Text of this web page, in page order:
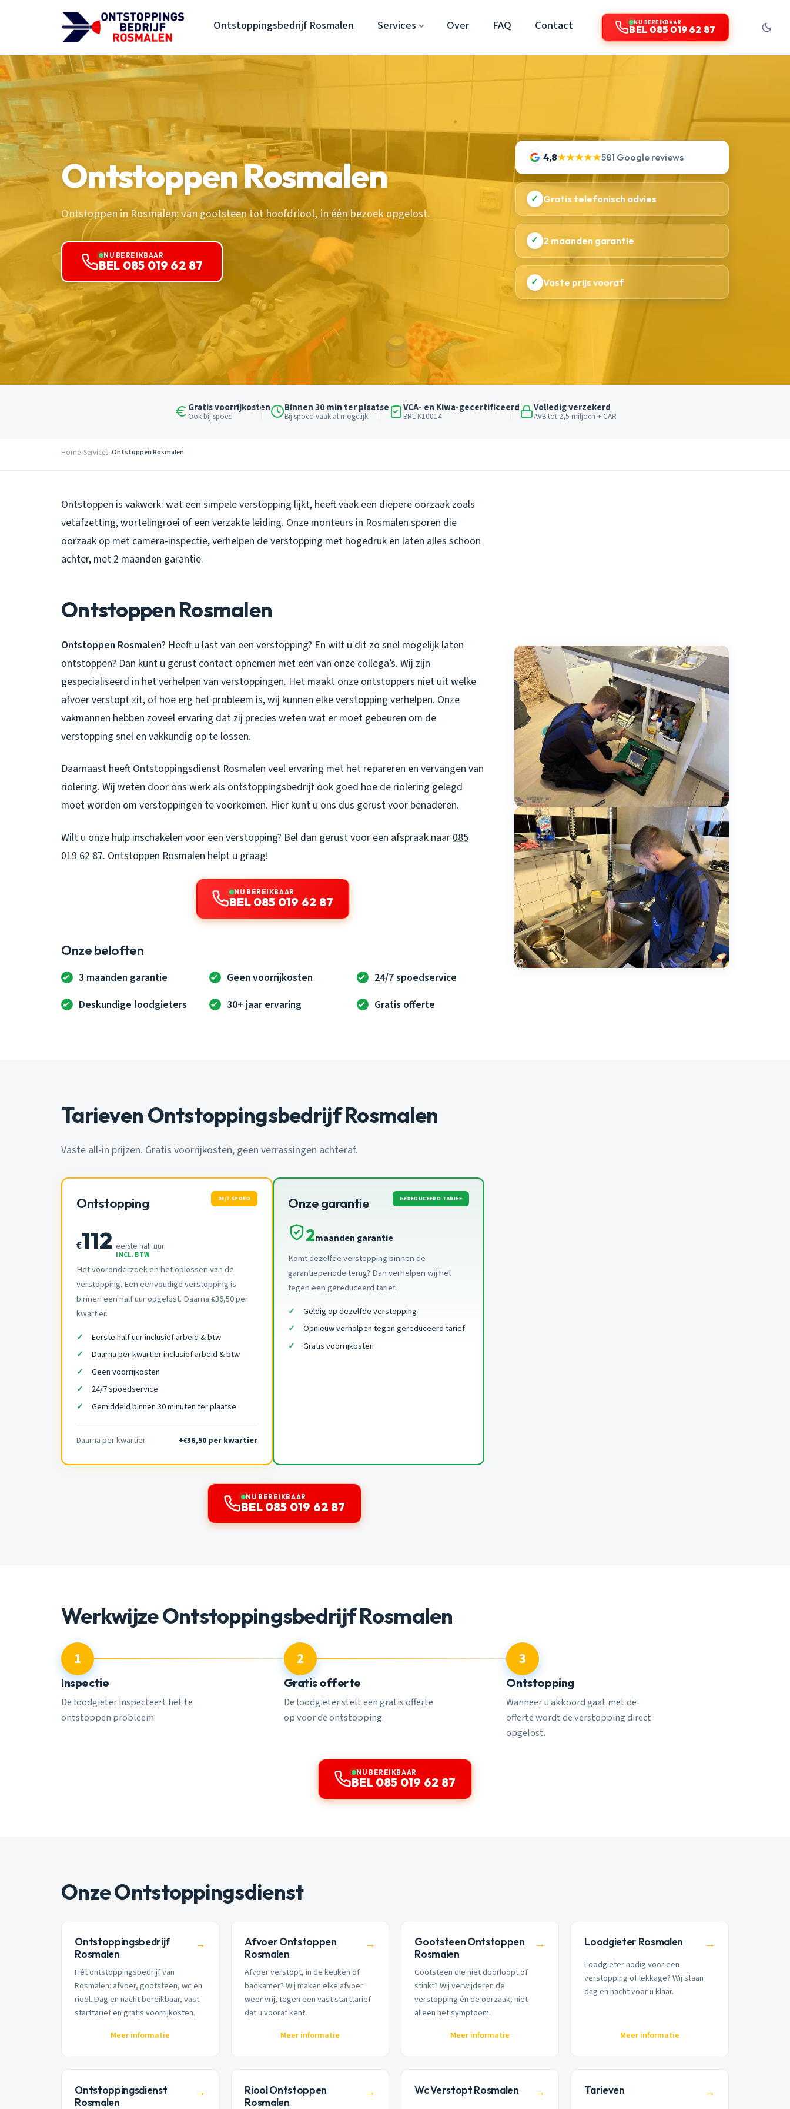
Ontstoppingsbedrijf Rosmalen Services Over FAQ Contact NU BEREIKBAAR
BEL 085 019 62 87
Ontstoppen Rosmalen
Ontstoppen in Rosmalen: van gootsteen tot hoofdriool, in één bezoek opgelost.
NU BEREIKBAAR
BEL 085 019 62 87
4,8★★★★★581 Google reviews
✓ Gratis telefonisch advies
✓ 2 maanden garantie
✓ Vaste prijs vooraf
Gratis voorrijkosten
Ook bij spoed
Binnen 30 min ter plaatse
Bij spoed vaak al mogelijk
VCA- en Kiwa-gecertificeerd
BRL K10014
Volledig verzekerd
AVB tot 2,5 miljoen + CAR
Home Services Ontstoppen Rosmalen
Ontstoppen is vakwerk: wat een simpele verstopping lijkt, heeft vaak een diepere oorzaak zoals
vetafzetting, wortelingroei of een verzakte leiding. Onze monteurs in Rosmalen sporen die
oorzaak op met camera-inspectie, verhelpen de verstopping met hogedruk en laten alles schoon
achter, met 2 maanden garantie.
Ontstoppen Rosmalen
Ontstoppen Rosmalen? Heeft u last van een verstopping? En wilt u dit zo snel mogelijk laten
ontstoppen? Dan kunt u gerust contact opnemen met een van onze collega’s. Wij zijn
gespecialiseerd in het verhelpen van verstoppingen. Het maakt onze ontstoppers niet uit welke
afvoer verstopt zit, of hoe erg het probleem is, wij kunnen elke verstopping verhelpen. Onze
vakmannen hebben zoveel ervaring dat zij precies weten wat er moet gebeuren om de
verstopping snel en vakkundig op te lossen.
Daarnaast heeft Ontstoppingsdienst Rosmalen veel ervaring met het repareren en vervangen van
riolering. Wij weten door ons werk als ontstoppingsbedrijf ook goed hoe de riolering gelegd
moet worden om verstoppingen te voorkomen. Hier kunt u ons dus gerust voor benaderen.
Wilt u onze hulp inschakelen voor een verstopping? Bel dan gerust voor een afspraak naar 085
019 62 87. Ontstoppen Rosmalen helpt u graag!
NU BEREIKBAAR
BEL 085 019 62 87
Onze beloften
3 maanden garantie Geen voorrijkosten
24/7 spoedservice
Deskundige loodgieters
30+ jaar ervaring Gratis offerte
Tarieven Ontstoppingsbedrijf Rosmalen
Vaste all-in prijzen. Gratis voorrijkosten, geen verrassingen achteraf.
Ontstopping 24/7 SPOED
€112 eerste half uur
INCL. BTW
Het vooronderzoek en het oplossen van de
verstopping. Een eenvoudige verstopping is
binnen een half uur opgelost. Daarna €36,50 per
kwartier.
Eerste half uur inclusief arbeid & btw
Daarna per kwartier inclusief arbeid & btw
Geen voorrijkosten
24/7 spoedservice
Gemiddeld binnen 30 minuten ter plaatse
Daarna per kwartier +€36,50 per kwartier
Onze garantie GEREDUCEERD TARIEF
2maanden garantie
Komt dezelfde verstopping binnen de
garantieperiode terug? Dan verhelpen wij het
tegen een gereduceerd tarief.
Geldig op dezelfde verstopping
Opnieuw verholpen tegen gereduceerd tarief
Gratis voorrijkosten
NU BEREIKBAAR
BEL 085 019 62 87
Werkwijze Ontstoppingsbedrijf Rosmalen
1
Inspectie
De loodgieter inspecteert het te
ontstoppen probleem.
2
Gratis offerte
De loodgieter stelt een gratis offerte
op voor de ontstopping.
3
Ontstopping
Wanneer u akkoord gaat met de
offerte wordt de verstopping direct
opgelost.
NU BEREIKBAAR
BEL 085 019 62 87
Onze Ontstoppingsdienst
Ontstoppingsbedrijf
Rosmalen
→
Hét ontstoppingsbedrijf van
Rosmalen: afvoer, gootsteen, wc en
riool. Dag en nacht bereikbaar, vast
starttarief en gratis voorrijkosten.
Meer informatie
Afvoer Ontstoppen
Rosmalen
→
Afvoer verstopt, in de keuken of
badkamer? Wij maken elke afvoer
weer vrij, tegen een vast starttarief
dat u vooraf kent.
Meer informatie
Gootsteen Ontstoppen
Rosmalen
→
Gootsteen die niet doorloopt of
stinkt? Wij verwijderen de
verstopping én de oorzaak, niet
alleen het symptoom.
Meer informatie
Loodgieter Rosmalen →
Loodgieter nodig voor een
verstopping of lekkage? Wij staan
dag en nacht voor u klaar.
Meer informatie
Ontstoppingsdienst
Rosmalen
→
Riool Ontstoppen
Rosmalen
→ Wc Verstopt Rosmalen → Tarieven →